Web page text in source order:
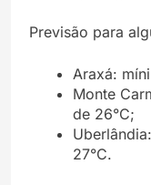
Previsão para
Araxá:
Monte
de 26°C;
27°C.